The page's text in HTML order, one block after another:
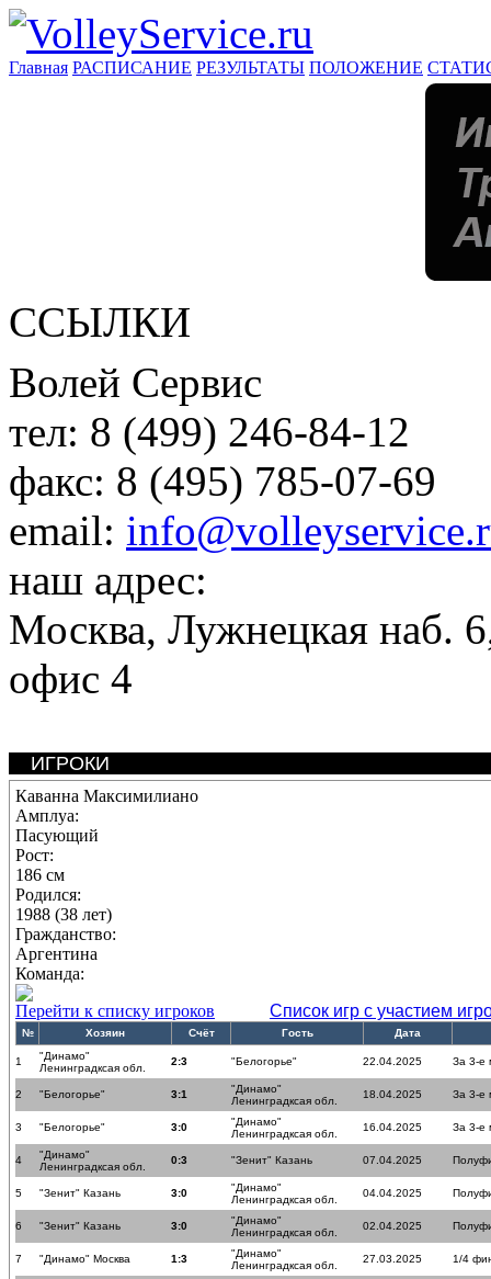
Главная РАСПИСАНИЕ РЕЗУЛЬТАТЫ ПОЛОЖЕНИЕ
ССЫЛКИ
Волей Сервис
тел: 8 (499) 246-84-12
факс: 8 (495) 785-07-69
email:
наш адрес:
Москва, Лужнецкая наб.
офис 4
ИГРОКИ
Каванна Максимилиано
Амплуа:
Пасующий
Рост:
186 см
Родился:
1988 (38 лет)
Гражданство:
Аргентина
Команда:
Перейти к списку игроков
Список игр с участием
№ Хозяин Счёт Гость Дата
1
"Динамо"
Ленинградксая обл.
2:3 "Белогорье" 22.04.2025 За 3-е
2 "Белогорье" 3:1
"Динамо"
Ленинградксая обл.
18.04.2025 За 3-е
3 "Белогорье" 3:0
"Динамо"
Ленинградксая обл.
16.04.2025 За 3-е
4
"Динамо"
Ленинградксая обл.
0:3 "Зенит" Казань 07.04.2025
5 "Зенит" Казань 3:0
"Динамо"
Ленинградксая обл.
04.04.2025
6 "Зенит" Казань 3:0
"Динамо"
Ленинградксая обл.
02.04.2025
7 "Динамо" Москва 1:3
"Динамо"
Ленинградксая обл.
27.03.2025 1/4